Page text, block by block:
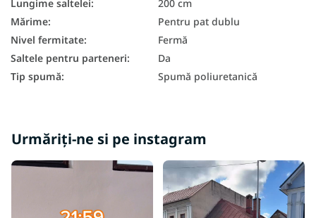
Saltea Aloe Vera 180x200
Saltele ieftine 180x200
Saltele - înălţime 20 cm
În funcție de capacitatea de încărcare a saltelei - 120 kg
Saltele în funcție de capacitatea de greutate 100+ kg
Lungime saltelei:
200 cm
Mărime:
Pentru pat dublu
Nivel fermitate:
Fermă
Saltele pentru parteneri:
Da
Tip spumă: Spumă poliuretanică
Urmăriți-ne si pe instagram